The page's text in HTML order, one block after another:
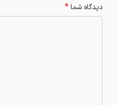
دیدگاه شما*